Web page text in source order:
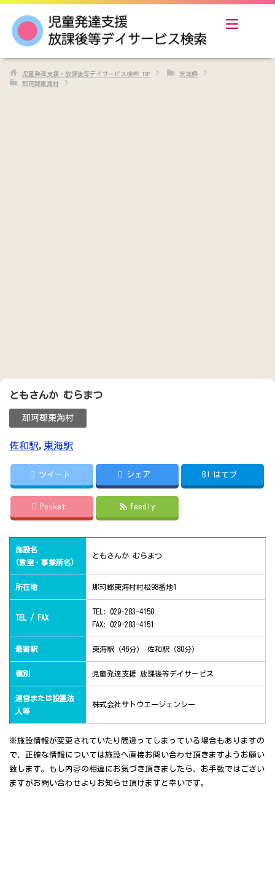
児童発達支援・放課後等デイサービス検索 TOP
茨城県
那珂郡東海村
ともさんか むらまつ
那珂郡東海村
佐和駅, 東海駅
ツイート シェア B! はてブ
Pocket feedly
施設名
(教室・事業所名)
ともさんか むらまつ
所在地 那珂郡東海村村松98番地1
TEL / FAX
TEL: 029-283-4150
FAX: 029-283-4151
最寄駅 東海駅（46分） 佐和駅（80分）
種別 児童発達支援 放課後等デイサービス
運営または設置法
人等
株式会社サトウエージェンシー
※施設情報が変更されていたり間違ってしまっている場合もありますの
で、正確な情報については施設へ直接お問い合わせ頂きますようお願い
致します。もし内容の相違にお気づき頂きましたら、お手数ではござい
ますがお問い合わせよりお知らせ頂けますと幸いです。